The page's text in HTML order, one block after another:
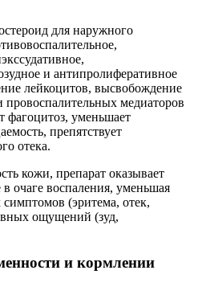
для наружного
и антипролиферативное
лейкоцитов, высвобождение
медиаторов
фагоцитоз, уменьшает
препятствует
отека.
кожи, препарат оказывает
очаге воспаления, уменьшая
(эритема, отек,
ощущений (зуд,
и кормлении